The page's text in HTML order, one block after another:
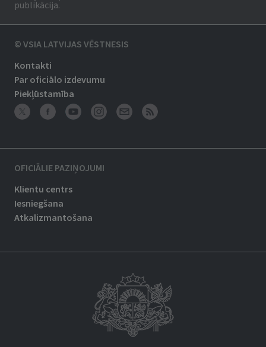
publikācija.
© VSIA LATVIJAS VĒSTNESIS
Kontakti
Par oficiālo izdevumu
Piekļūstamība
OFICIĀLIE PAZIŅOJUMI
Klientu centrs
Iesniegšana
Atkalizmantošana